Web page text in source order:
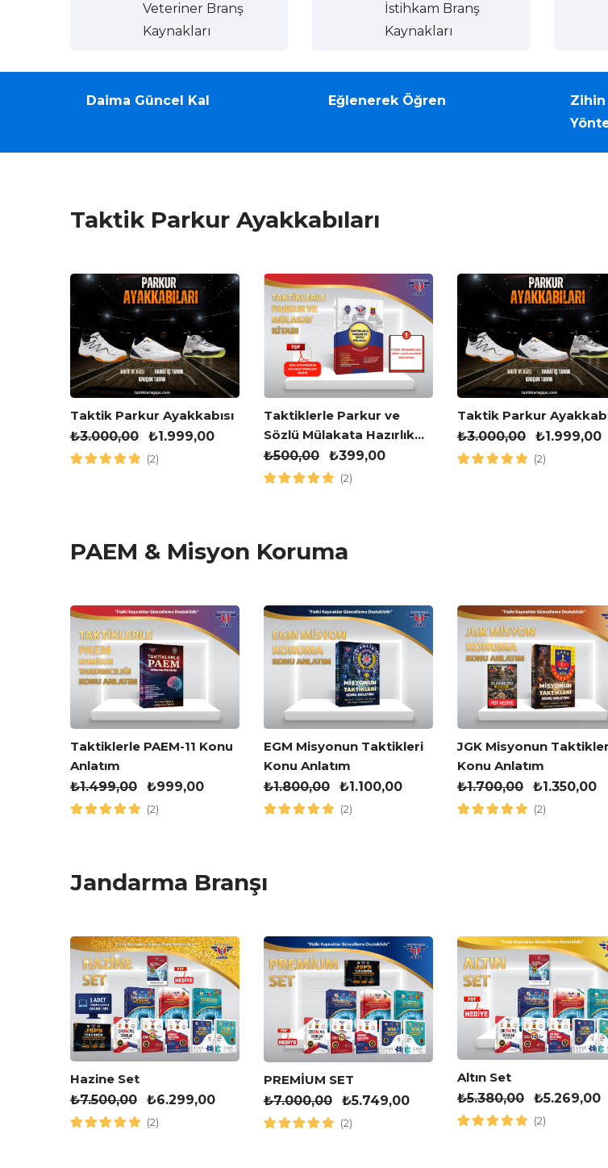
Veteriner Branş
Kaynakları
İstihkam Branş
Kaynakları
Daima Güncel Kal Eğlenerek Öğren
Zihin
Taktik Parkur Ayakkabıları
Taktik Parkur Ayakkabısı
₺3.000,00 ₺1.999,00
(2)
Taktiklerle Parkur ve
Sözlü Mülakata Hazırlık
Kitabı
₺500,00 ₺399,00
(2)
Taktik Parkur
₺3.000,00 ₺1.999,00
(2)
PAEM & Misyon Koruma
Taktiklerle PAEM-11 Konu
Anlatım
₺1.499,00 ₺999,00
(2)
EGM Misyonun Taktikleri
Konu Anlatım
₺1.800,00 ₺1.100,00
(2)
JGK Misyonun
Konu Anlatım
₺1.700,00 ₺1.350,00
(2)
Jandarma Branşı
Hazine Set
₺7.500,00 ₺6.299,00
(2)
PREMİUM SET
₺7.000,00 ₺5.749,00
(2)
Altın Set
₺5.380,00 ₺5.269,00
(2)